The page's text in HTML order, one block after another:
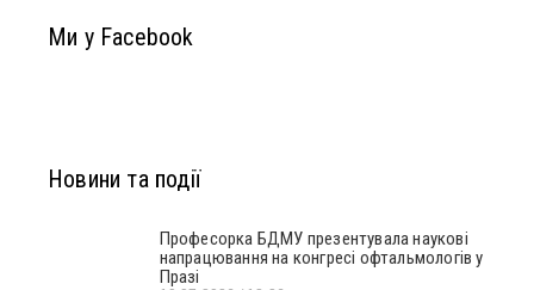
Ми у Facebook
Новини та події
Професорка БДМУ презентувала наукові
напрацювання на конгресі офтальмологів у
Празі